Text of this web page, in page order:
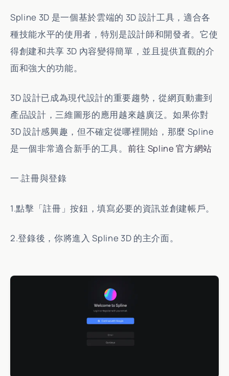
Spline 3D 是一個基於雲端的 3D 設計工具，適合各
種技能水平的使用者，特別是設計師和開發者。它使
得創建和共享 3D 內容變得簡單，並且提供直觀的介
面和強大的功能。
3D 設計已成為現代設計的重要趨勢，從網頁動畫到
產品設計，三維圖形的應用越來越廣泛。如果你對
3D 設計感興趣，但不確定從哪裡開始，那麼 Spline
是一個非常適合新手的工具。 前往 Spline 官方網站
一.註冊與登錄
1.點擊「註冊」按鈕，填寫必要的資訊並創建帳戶。
2.登錄後，你將進入 Spline 3D 的主介面。